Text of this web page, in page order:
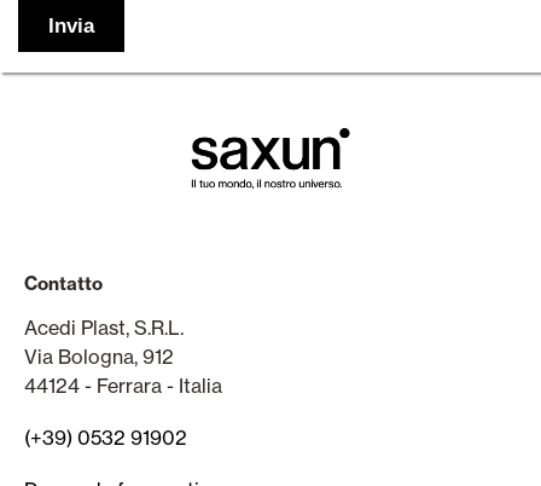
Contatto
Acedi Plast, S.R.L.
Via Bologna, 912
44124 - Ferrara - Italia
(+39) 0532 91902